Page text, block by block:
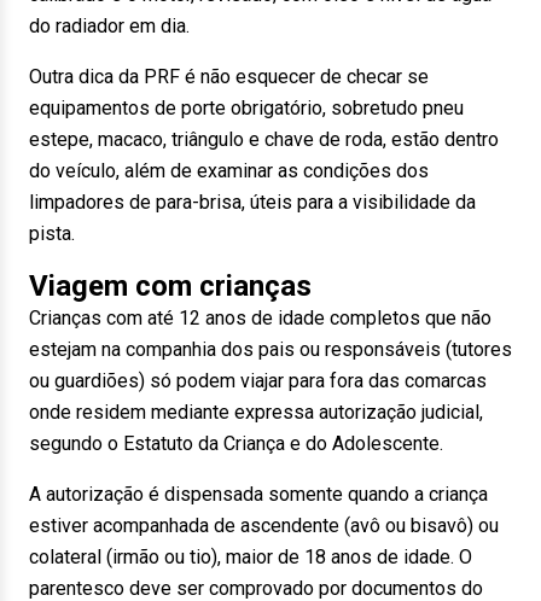
do radiador em dia.
Outra dica da PRF é não esquecer de checar se
equipamentos de porte obrigatório, sobretudo pneu
estepe, macaco, triângulo e chave de roda, estão dentro
do veículo, além de examinar as condições dos
limpadores de para-brisa, úteis para a visibilidade da
pista.
Viagem com crianças
Crianças com até 12 anos de idade completos que não
estejam na companhia dos pais ou responsáveis (tutores
ou guardiões) só podem viajar para fora das comarcas
onde residem mediante expressa autorização judicial,
segundo o Estatuto da Criança e do Adolescente.
A autorização é dispensada somente quando a criança
estiver acompanhada de ascendente (avô ou bisavô) ou
colateral (irmão ou tio), maior de 18 anos de idade. O
parentesco deve ser comprovado por documentos do